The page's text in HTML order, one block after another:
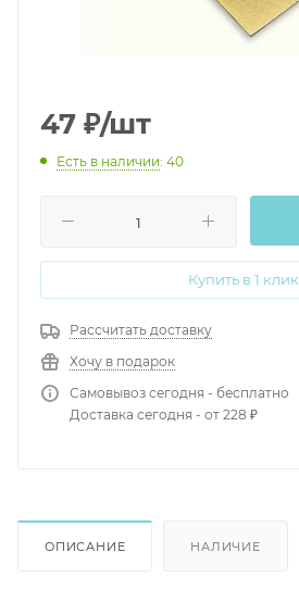
47 ₽/шт
Есть в наличии: 40
Купить в 1 клик
Рассчитать доставку
Хочу в подарок
Самовывоз сегодня - бесплатно
Доставка сегодня - от 228 ₽
ОПИСАНИЕ НАЛИЧИЕ